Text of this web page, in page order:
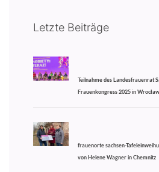
Letzte Beiträge
Teilnahme des Landesfrauenrat
Frauenkongress 2025 in
frauenorte sachsen-
von Helene Wagner in Chemnitz